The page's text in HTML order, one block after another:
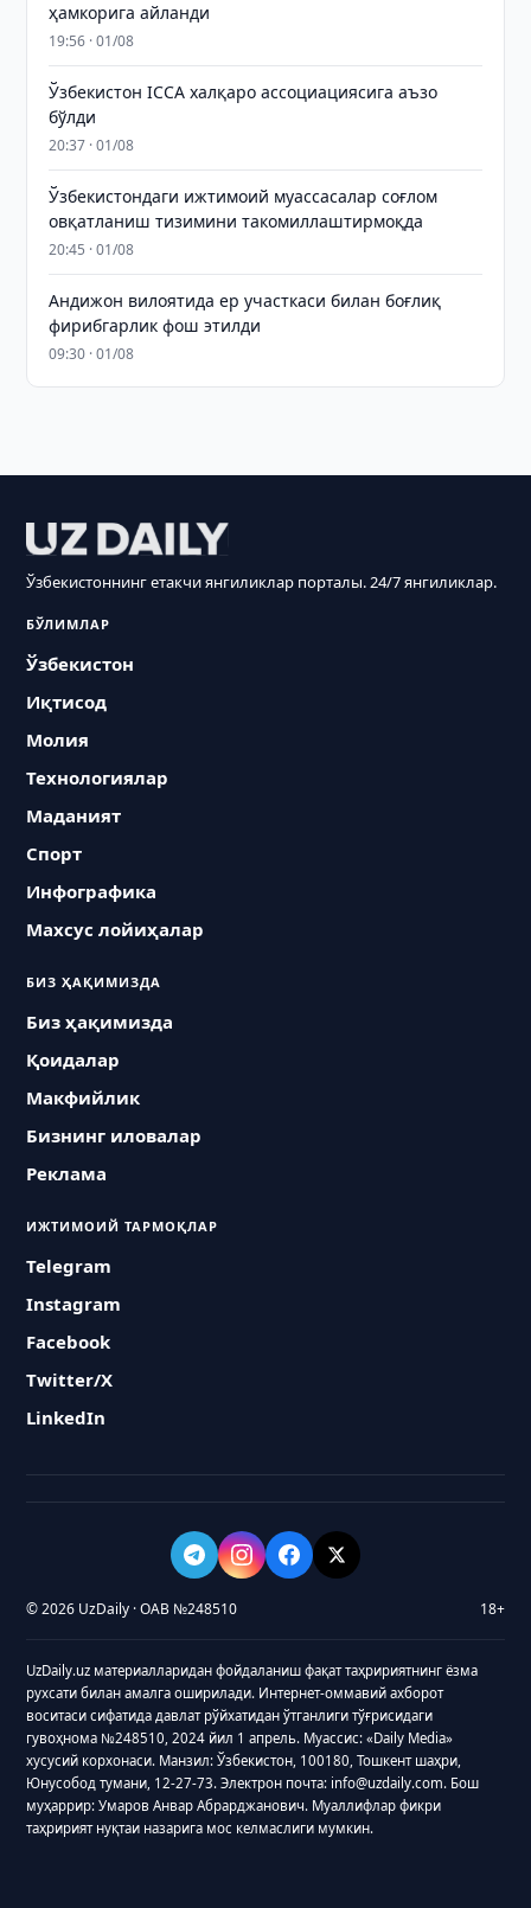
ҳамкорига айланди
19:56 · 01/08
Ўзбекистон ICCA халқаро ассоциациясига аъзо
бўлди
20:37 · 01/08
Ўзбекистондаги ижтимоий муассасалар соғлом
овқатланиш тизимини такомиллаштирмоқда
20:45 · 01/08
Андижон вилоятида ер участкаси билан боғлиқ
фирибгарлик фош этилди
09:30 · 01/08
Ўзбекистоннинг етакчи янгиликлар порталы. 24/7 янгиликлар.
БЎЛИМЛАР
Ўзбекистон
Иқтисод
Молия
Технологиялар
Маданият
Спорт
Инфографика
Махсус лойиҳалар
БИЗ ҲАҚИМИЗДА
Биз ҳақимизда
Қоидалар
Макфийлик
Бизнинг иловалар
Реклама
ИЖТИМОИЙ ТАРМОҚЛАР
Telegram
Instagram
Facebook
Twitter/X
LinkedIn
© 2026 UzDaily · ОАВ №248510 18+
UzDaily.uz материалларидан фойдаланиш фақат таҳририятнинг ёзма
рухсати билан амалга оширилади. Интернет-оммавий ахборот
воситаси сифатида давлат рўйхатидан ўтганлиги тўғрисидаги
гувоҳнома №248510, 2024 йил 1 апрель. Муассис: «Daily Media»
хусусий корхонаси. Манзил: Ўзбекистон, 100180, Тошкент шаҳри,
Юнусобод тумани, 12-27-73. Электрон почта: info@uzdaily.com. Бош
муҳаррир: Умаров Анвар Абрарджанович. Муаллифлар фикри
таҳририят нуқтаи назарига мос келмаслиги мумкин.